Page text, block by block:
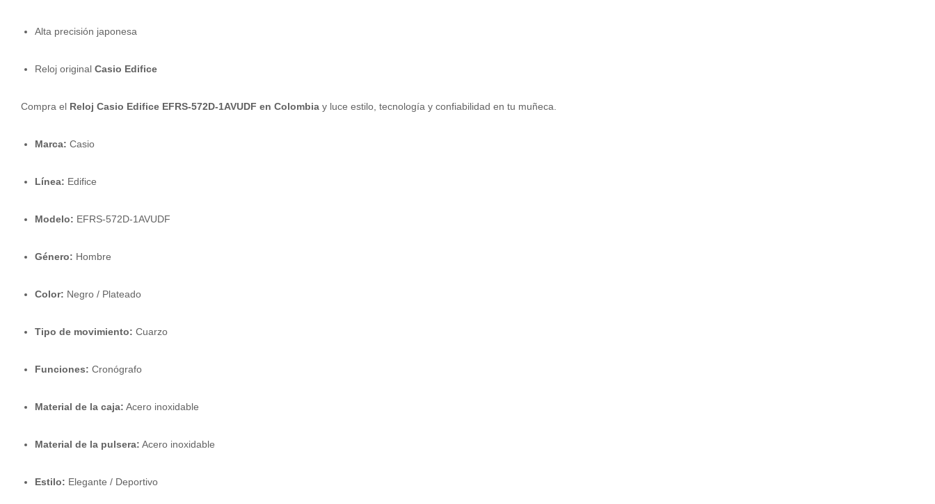
Alta precisión japonesa
Reloj original Casio Edifice
Compra el Reloj Casio Edifice EFRS-572D-1AVUDF en Colombia y luce estilo, tecnología y confiabilidad en tu muñeca.
Marca: Casio
Línea: Edifice
Modelo: EFRS-572D-1AVUDF
Género: Hombre
Color: Negro / Plateado
Tipo de movimiento: Cuarzo
Funciones: Cronógrafo
Material de la caja: Acero inoxidable
Material de la pulsera: Acero inoxidable
Estilo: Elegante / Deportivo